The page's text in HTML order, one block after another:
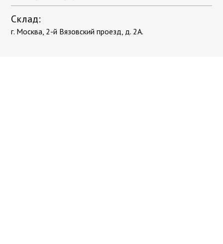
Склад:
г. Москва, 2-й Вязовский проезд, д. 2А.